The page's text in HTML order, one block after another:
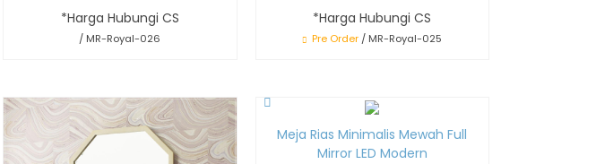
*Harga Hubungi CS
/ MR-Royal-026
*Harga Hubungi CS
Pre Order / MR-Royal-025
Meja Rias Minimalis Mewah Full
Mirror LED Modern